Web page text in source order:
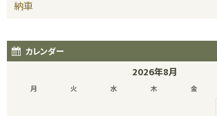
納車
カレンダー
2026年8月
月 火 水 木 金